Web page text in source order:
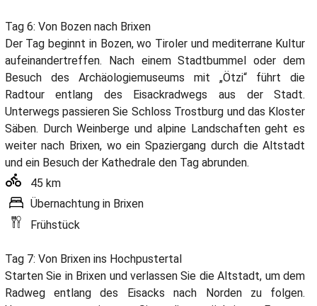
Tag 6: Von Bozen nach Brixen
Der Tag beginnt in Bozen, wo Tiroler und mediterrane Kultur
aufeinandertreffen. Nach einem Stadtbummel oder dem
Besuch des Archäologiemuseums mit „Ötzi“ führt die
Radtour entlang des Eisackradwegs aus der Stadt.
Unterwegs passieren Sie Schloss Trostburg und das Kloster
Säben. Durch Weinberge und alpine Landschaften geht es
weiter nach Brixen, wo ein Spaziergang durch die Altstadt
und ein Besuch der Kathedrale den Tag abrunden.
45 km
Übernachtung in Brixen
Frühstück
Tag 7: Von Brixen ins Hochpustertal
Starten Sie in Brixen und verlassen Sie die Altstadt, um dem
Radweg entlang des Eisacks nach Norden zu folgen.